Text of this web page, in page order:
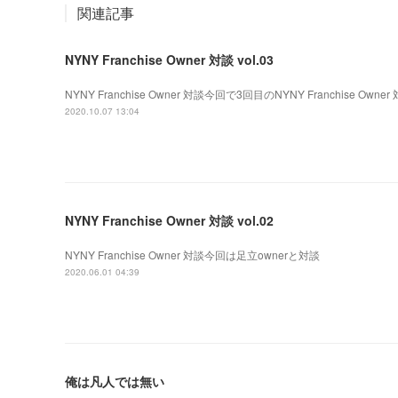
関連記事
NYNY Franchise Owner 対談 vol.03
NYNY Franchise Owner 対談今回で3回目のNYNY Franchise Owner
2020.10.07 13:04
NYNY Franchise Owner 対談 vol.02
NYNY Franchise Owner 対談今回は足立ownerと対談
2020.06.01 04:39
俺は凡人では無い